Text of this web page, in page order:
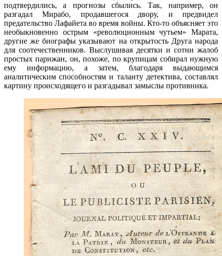
подтвердились, а прогнозы сбылись. Так, например, он
разгадал Мирабо, продавшегося двору, и предвидел
предательство Лафайета во время войны. Кто-то объясняет это
необыкновенно острым «революционным чутьем» Марата,
другие же биографы указывают на открытость Друга народа
для соотечественников. Выслушивая десятки и сотни жалоб
простых парижан, он, похоже, по крупицам собирал нужную
ему информацию, а затем, благодаря выдающимся
аналитическим способностям и таланту детектива, составлял
картину происходящего и разгадывал замыслы противника.